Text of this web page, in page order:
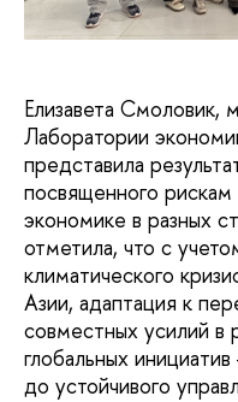
Елизавета Смоловик,
Лаборатории
представила
посвященного
экономике в разных
отметила, что с
климатического
Азии, адаптация к
совместных усилий в
глобальных
до устойчивого